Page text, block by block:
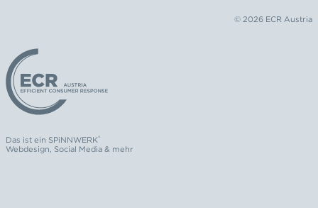
© 2026 ECR Austria
Logo: ECR Austria
Das ist ein SPiNNWERK®
Webdesign, Social Media& mehr